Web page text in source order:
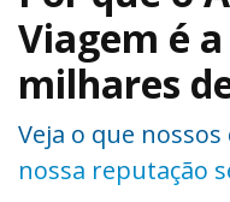
Viagem é
milhares
Veja o que
nossa reputação